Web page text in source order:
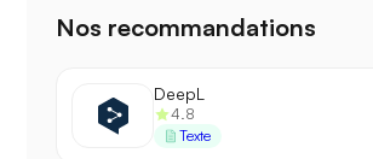
Nos recommandations
DeepL
4.8
Texte